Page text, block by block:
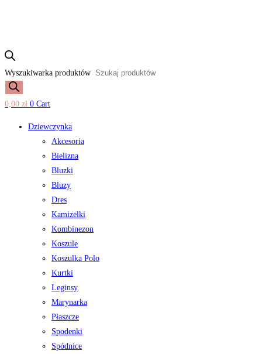
Wyszukiwarka produktów
0,00 zł 0 Cart
Dziewczynka
Akcesoria
Bielizna
Bluzki
Bluzy
Dres
Kamizelki
Kombinezon
Koszule
Koszulka Polo
Kurtki
Leginsy
Marynarka
Płaszcze
Spodenki
Spódnice